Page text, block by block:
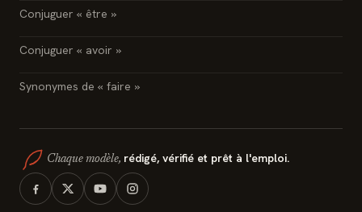
Conjuguer « être »
Conjuguer « avoir »
Synonymes de « faire »
Chaque modèle, rédigé, vérifié et prêt à l'emploi.